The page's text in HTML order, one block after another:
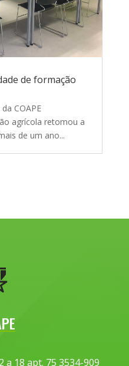
de formação
COAPE
agrícola retomou a
de um ano...
a 18 apt. 75 3534-909